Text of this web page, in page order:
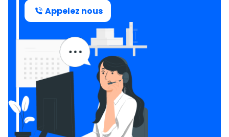
Appelez nous